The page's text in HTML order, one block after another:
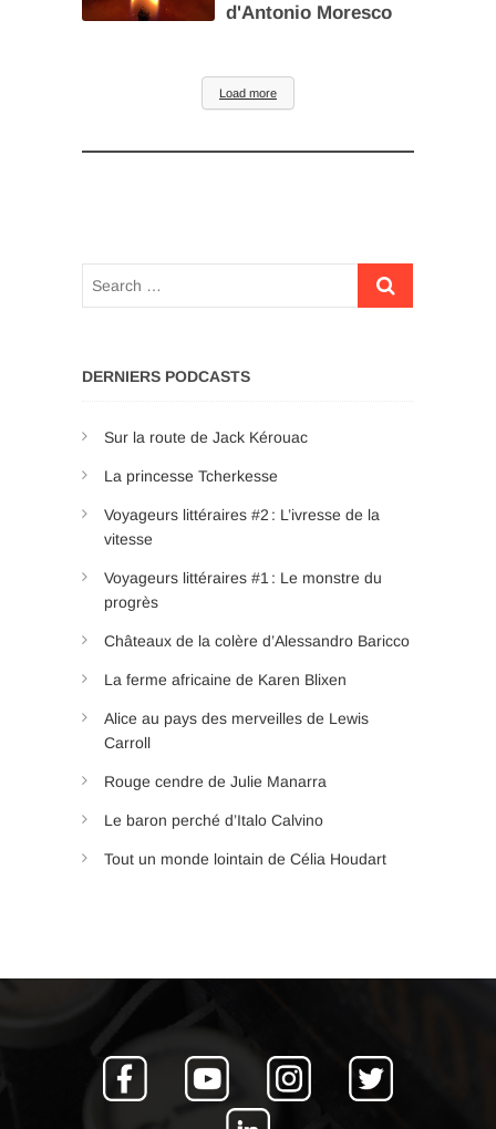
d'Antonio Moresco
Load more
DERNIERS PODCASTS
Sur la route de Jack Kérouac
La princesse Tcherkesse
Voyageurs littéraires #2 : L’ivresse de la
vitesse
Voyageurs littéraires #1 : Le monstre du
progrès
Châteaux de la colère d’Alessandro Baricco
La ferme africaine de Karen Blixen
Alice au pays des merveilles de Lewis
Carroll
Rouge cendre de Julie Manarra
Le baron perché d’Italo Calvino
Tout un monde lointain de Célia Houdart